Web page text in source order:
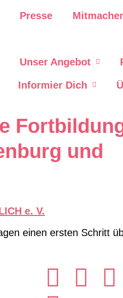
Presse
Unser Angebot
Informier Dich
und
einen ersten Schritt